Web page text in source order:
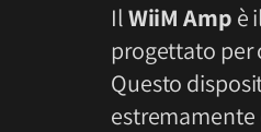
IlWiiM Amp è
progettato per
Questo